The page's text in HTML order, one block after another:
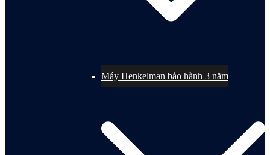
Máy Henkelman bảo hành 3 năm